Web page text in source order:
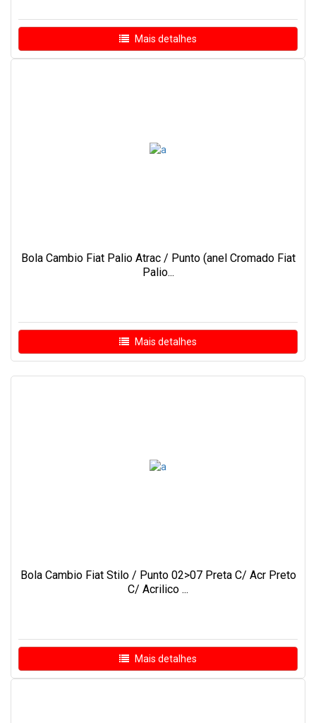
Mais detalhes
Bola Cambio Fiat Palio Atrac / Punto (anel Cromado Fiat
Palio...
Mais detalhes
Bola Cambio Fiat Stilo / Punto 02>07 Preta C/ Acr Preto
C/ Acrilico ...
Mais detalhes